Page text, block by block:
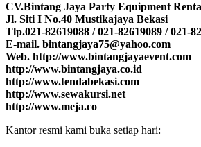
CV.Bintang Jaya Party Equipment
Jl. Siti I No.40 Mustikajaya Bekasi
Tlp.021-82619088 / 021-82619089 / 021-
E-mail. bintangjaya75@yahoo.com
Web. http://www.bintangjayaevent.com
http://www.bintangjaya.co.id
http://www.tendabekasi.com
http://www.sewakursi.net
http://www.meja.co
Kantor resmi kami buka setiap hari: